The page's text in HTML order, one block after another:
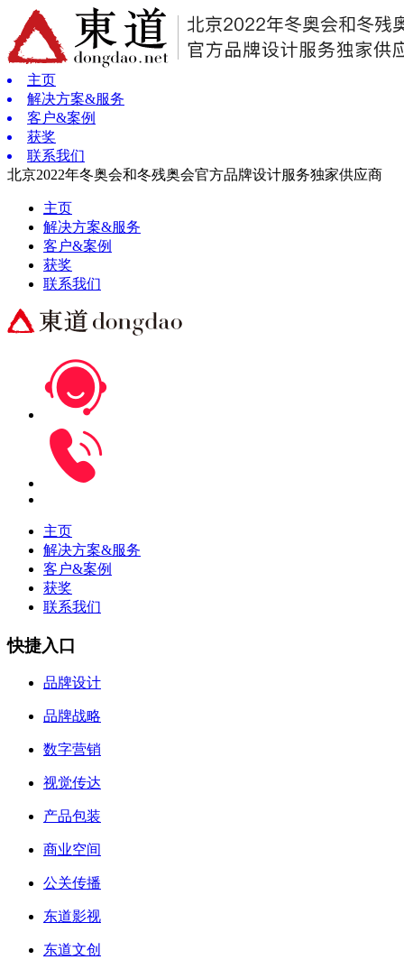
主页
解决方案&服务
客户&案例
获奖
联系我们
北京2022年冬奥会和冬残奥会官方品牌设计服务独家供应商
主页
解决方案&服务
客户&案例
获奖
联系我们
主页
解决方案&服务
客户&案例
获奖
联系我们
快捷入口
品牌设计
品牌战略
数字营销
视觉传达
产品包装
商业空间
公关传播
东道影视
东道文创